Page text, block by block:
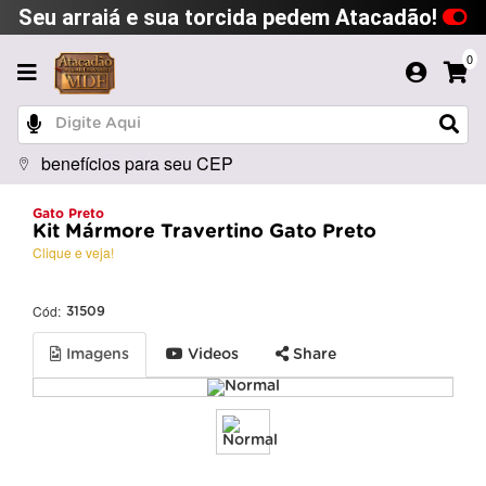
Seu arraiá e sua torcida pedem Atacadão!
0
benefícios para seu CEP
Gato Preto
Kit Mármore Travertino Gato Preto
Clique e veja!
Cód: 31509
Imagens Videos Share